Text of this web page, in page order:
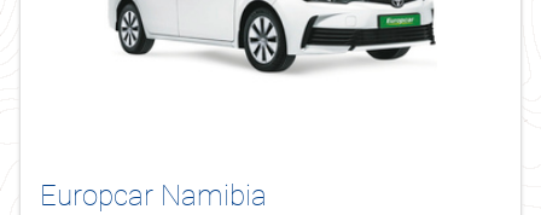
Europcar Namibia